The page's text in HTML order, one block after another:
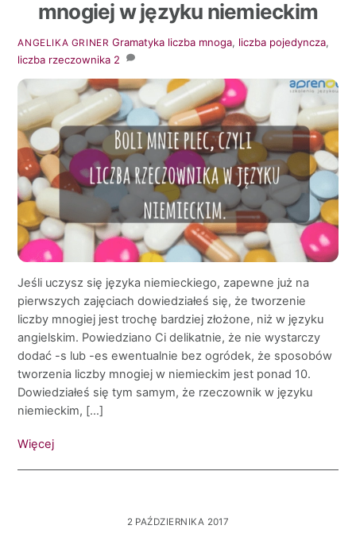
mnogiej w języku niemieckim
ANGELIKA GRINER Gramatyka liczba mnoga, liczba pojedyncza,
liczba rzeczownika 2
Jeśli uczysz się języka niemieckiego, zapewne już na
pierwszych zajęciach dowiedziałeś się, że tworzenie
liczby mnogiej jest trochę bardziej złożone, niż w języku
angielskim. Powiedziano Ci delikatnie, że nie wystarczy
dodać -s lub -es ewentualnie bez ogródek, że sposobów
tworzenia liczby mnogiej w niemieckim jest ponad 10.
Dowiedziałeś się tym samym, że rzeczownik w języku
niemieckim, […]
Więcej
2 PAŹDZIERNIKA 2017